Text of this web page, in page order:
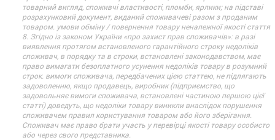
товарний вигляд, споживчі властивості, пломби, ярлики; на підставі
розрахунковий документ, виданий споживачеві разом з проданим
товаром. умови обміну / повернення товару неналежної якості стаття
8. Згідно із законом України «про захист прав споживачів»: в разі
виявлення протягом встановленого гарантійного строку недоліків
споживач, в порядку та в строки, встановлені законодавством, має
право вимагати безоплатного усунення недоліків товару в розумний
строк. вимоги споживача, передбачених цією статтею, не підлягають
задоволенню, якщо продавець, виробник (підприємство, що
задовольняє вимоги споживача, встановлені частиною першою цієї
статті) доведуть, що недоліки товару виникли внаслідок порушення
споживачем правил користування товаром або його зберігання.
Споживач має право брати участь у перевірці якості товару особисто
або через свого представника.